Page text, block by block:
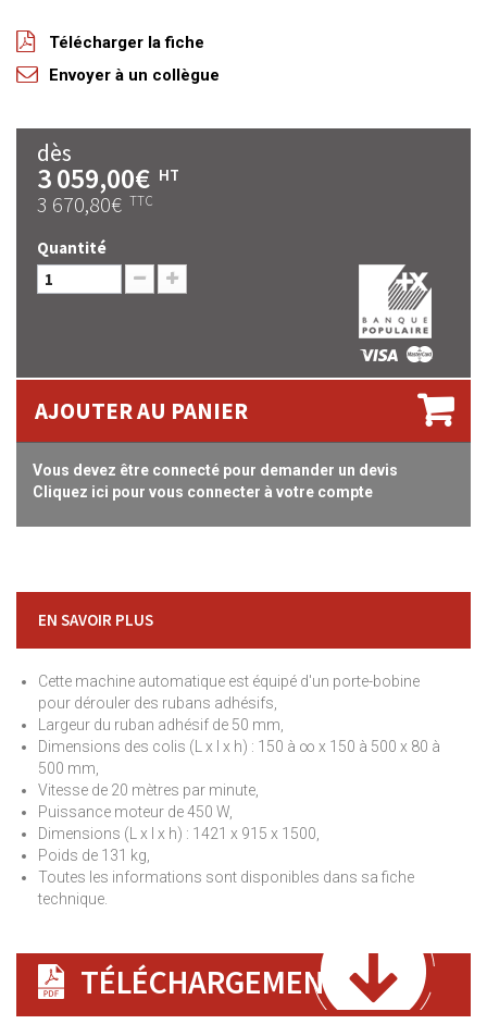
Télécharger la fiche
Envoyer à un collègue
dès
3 059,00€ HT
3 670,80€ TTC
Quantité
AJOUTER AU PANIER
Vous devez être connecté pour demander un devis
Cliquez ici pour vous connecter à votre compte
EN SAVOIR PLUS
Cette machine automatique est équipé d'un porte-bobine
pour dérouler des rubans adhésifs,
Largeur du ruban adhésif de 50 mm,
Dimensions des colis (L x l x h) : 150 à ∞ x 150 à 500 x 80 à
500 mm,
Vitesse de 20 mètres par minute,
Puissance moteur de 450 W,
Dimensions (L x l x h) : 1421 x 915 x 1500,
Poids de 131 kg,
Toutes les informations sont disponibles dans sa fiche
technique.
TÉLÉCHARGEMENT